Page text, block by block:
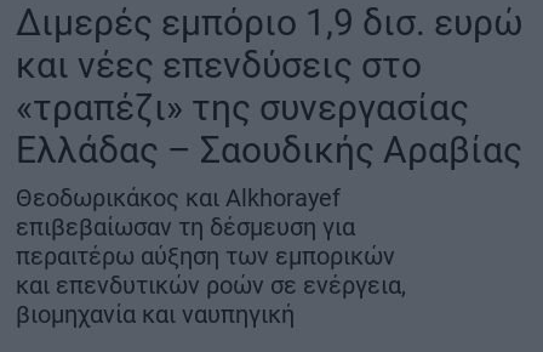
REAL ESTATE
ΠΕΡΙΒΑΛΛΟΝ
ΕΝΕΡΓΕΙΑ
ΜΕΤΑΦΟΡΕΣ - ΗΛΕΚΤΡΟΚΙΝΗΣΗ
ΨΗΦΙΑΚΟΣ ΚΟΣΜΟΣ
Διμερές εμπόριο 1,9 δισ. ευρώ
και νέες επενδύσεις στο
«τραπέζι» της συνεργασίας
Ελλάδας – Σαουδικής Αραβίας
Θεοδωρικάκος και Alkhorayef
επιβεβαίωσαν τη δέσμευση για
περαιτέρω αύξηση των εμπορικών
και επενδυτικών ροών σε ενέργεια,
βιομηχανία και ναυπηγική